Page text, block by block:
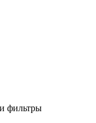
фильтры